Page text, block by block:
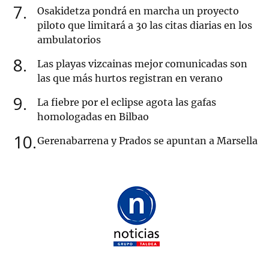
7
Osakidetza pondrá en marcha un proyecto
piloto que limitará a 30 las citas diarias en los
ambulatorios
8
Las playas vizcainas mejor comunicadas son
las que más hurtos registran en verano
9
La fiebre por el eclipse agota las gafas
homologadas en Bilbao
10 Gerenabarrena y Prados se apuntan a Marsella